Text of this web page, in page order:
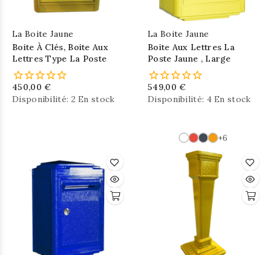
La Boite Jaune
Boite À Clés, Boite Aux
Lettres Type La Poste
450,00 €
Disponibilité: 2 En stock
La Boite Jaune
Boite Aux Lettres La
Poste Jaune , Large
549,00 €
Disponibilité: 4 En stock
+6